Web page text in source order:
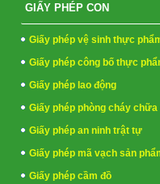
GIẤY PHÉP CON
Giấy phép vệ sinh thực
Giấy phép công bố thực
Giấy phép lao động
Giấy phép phòng cháy
Giấy phép an ninh trật tự
Giấy phép mã vạch sản
Giấy phép cầm đồ